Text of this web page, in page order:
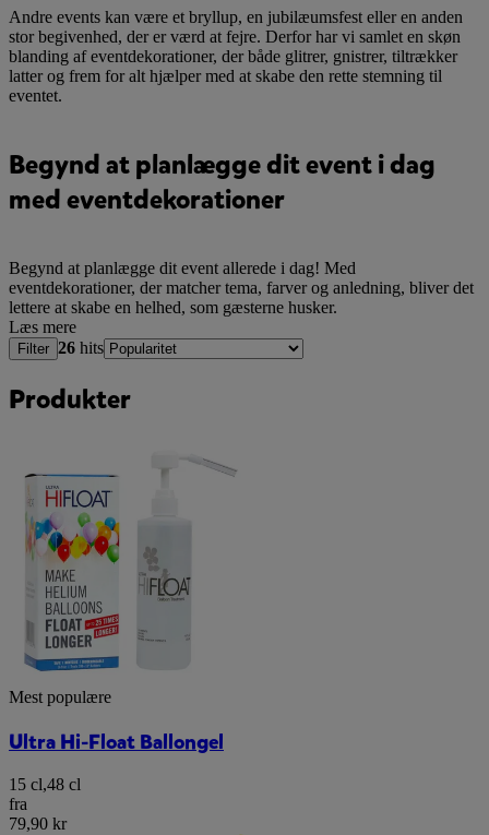
Andre events kan være et bryllup, en jubilæumsfest eller en anden
stor begivenhed, der er værd at fejre. Derfor har vi samlet en skøn
blanding af eventdekorationer, der både glitrer, gnistrer, tiltrækker
latter og frem for alt hjælper med at skabe den rette stemning til
eventet.
Begynd at planlægge dit event i dag
med eventdekorationer
Begynd at planlægge dit event allerede i dag! Med
eventdekorationer, der matcher tema, farver og anledning, bliver det
lettere at skabe en helhed, som gæsterne husker.
Læs mere
Filter 26 hits
Produkter
Mest populære
Ultra Hi-Float Ballongel
15 cl,48 cl
fra
79,90 kr